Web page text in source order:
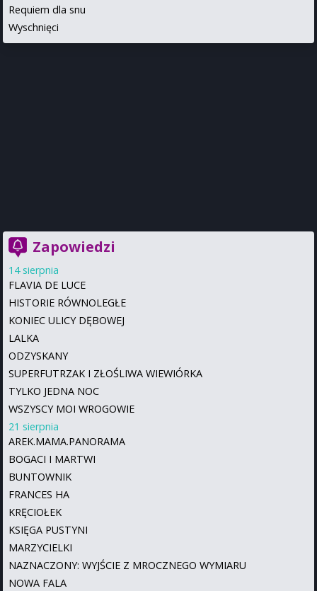
Requiem dla snu
Wyschnięci
Zapowiedzi
14 sierpnia
FLAVIA DE LUCE
HISTORIE RÓWNOLEGŁE
KONIEC ULICY DĘBOWEJ
LALKA
ODZYSKANY
SUPERFUTRZAK I ZŁOŚLIWA WIEWIÓRKA
TYLKO JEDNA NOC
WSZYSCY MOI WROGOWIE
21 sierpnia
AREK.MAMA.PANORAMA
BOGACI I MARTWI
BUNTOWNIK
FRANCES HA
KRĘCIOŁEK
KSIĘGA PUSTYNI
MARZYCIELKI
NAZNACZONY: WYJŚCIE Z MROCZNEGO WYMIARU
NOWA FALA